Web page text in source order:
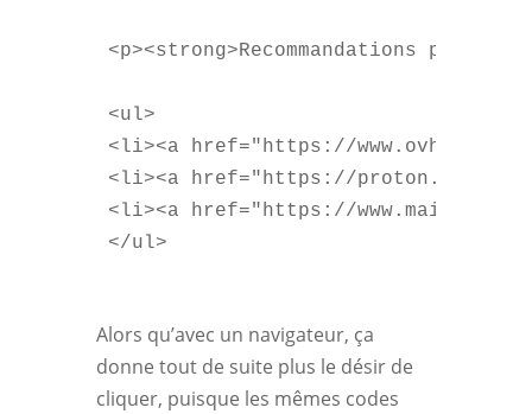
<p><strong>Recommandations
<ul>
<li><a href="https://
<li><a href="https://proton.me/fr/
<li><a href="https://
</ul>
Alors qu’avec un navigateur, ça
donne tout de suite plus le désir de
cliquer, puisque les mêmes codes